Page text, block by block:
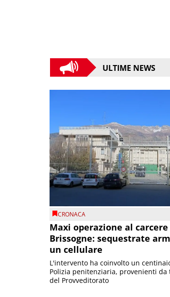
ULTIME NEWS
CRONACA
Maxi operazione al carcere
Brissogne: sequestrate
un cellulare
L'intervento ha coinvolto un
Polizia penitenziaria, provenienti
del Provveditorato